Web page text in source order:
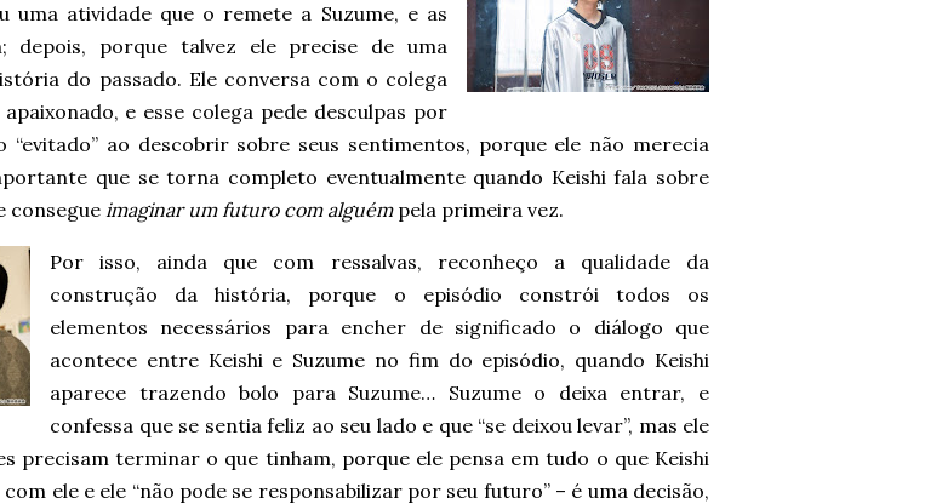
uma atividade que o remete a Suzume, e as
depois, porque talvez ele precise de uma
do passado. Ele conversa com o colega
e esse colega pede desculpas por
“evitado” ao descobrir sobre seus sentimentos, porque ele não merecia
que se torna completo eventualmente quando Keishi fala sobre
consegue imaginar um futuro com alguémpela primeira vez.
Por isso, ainda que com ressalvas, reconheço a qualidade da
construção da história, porque o episódio constrói todos os
elementos necessários para encher de significado o diálogo que
acontece entre Keishi e Suzume no fim do episódio, quando Keishi
aparece trazendo bolo para Suzume… Suzume o deixa entrar, e
confessa que se sentia feliz ao seu lado e que “se deixou levar”, mas ele
precisam terminar o que tinham, porque ele pensa em tudo o que Keishi
ele e ele “não pode se responsabilizar por seu futuro” – é uma decisão,